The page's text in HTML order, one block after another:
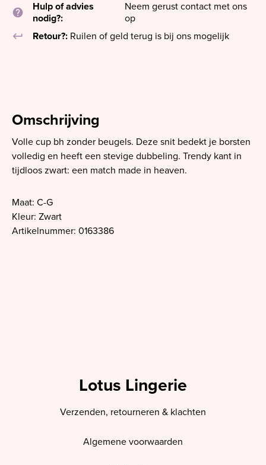
help
Hulp of advies
nodig?:
Neem gerust contact met ons
op
keyboard_return
Retour?: Ruilen of geld terug is bij ons mogelijk
Omschrijving
Volle cup bh zonder beugels. Deze snit bedekt je borsten
volledig en heeft een stevige dubbeling. Trendy kant in
tijdloos zwart: een match made in heaven.
Maat: C-G
Kleur: Zwart
Artikelnummer: 0163386
Lotus Lingerie
Verzenden, retourneren & klachten
Algemene voorwaarden